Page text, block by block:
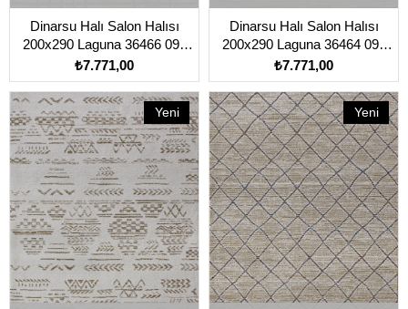
Dinarsu Halı Salon Halısı
200x290 Laguna 36466 095
Kahverengi Açık
₺7.771,00
Dinarsu Halı Salon Halısı
200x290 Laguna 36464 095
Kahverengi Açık
₺7.771,00
Yeni
Ürün
Yeni
Ürün